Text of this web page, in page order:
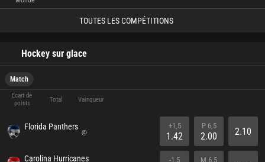
TOUTES LES COMPÉTITIONS
Hockey sur glace
Match
Écart de
points
Total Vainqueur
Florida Panthers
@
Carolina Hurricanes
+1,5
1.42
-1,5
P 6,5
2.00
M 6,5
2.10